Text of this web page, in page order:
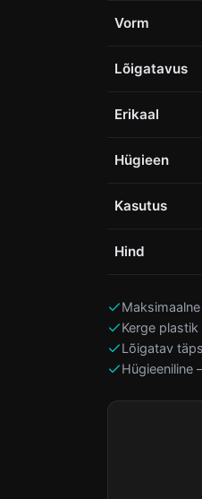
Vorm
Lõigatavus
Erikaal
Hügieen
Kasutus
Hind
Kerge
Lõigatav
Hügieeniline